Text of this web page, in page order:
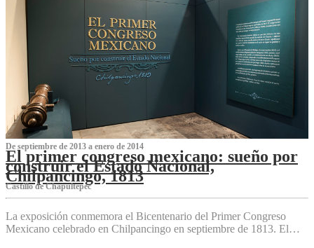
De septiembre de 2013 a enero de 2014
El primer congreso mexicano: sueño por
construir el Estado Nacional,
Chilpancingo, 1813
Castillo de Chapultepec
La exposición conmemora el Bicentenario del Primer Congreso
Mexicano celebrado en Chilpancingo en septiembre de 1813. El…